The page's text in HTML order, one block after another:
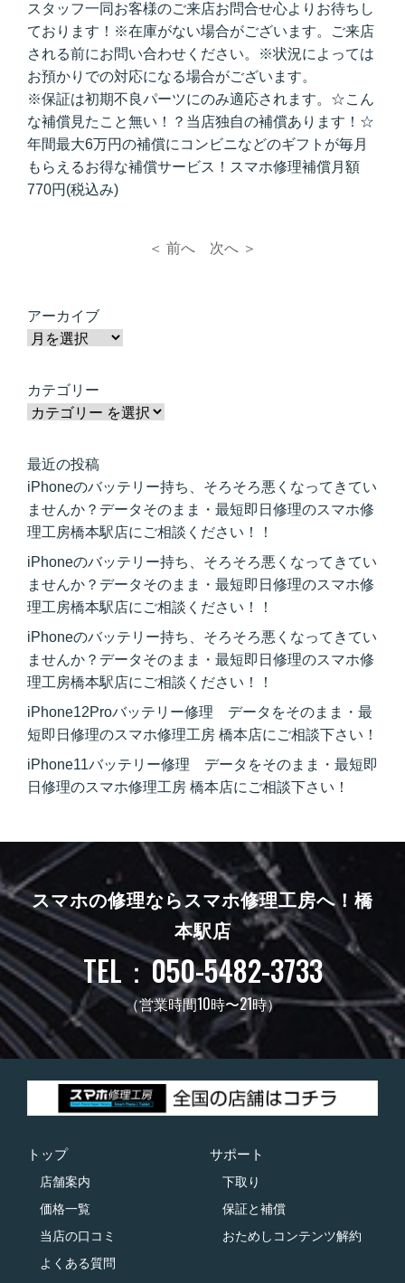
スタッフ一同お客様のご来店お問合せ心よりお待ちし
ております！※在庫がない場合がございます。ご来店
される前にお問い合わせください。※状況によっては
お預かりでの対応になる場合がございます。
※保証は初期不良パーツにのみ適応されます。☆こん
な補償見たこと無い！？当店独自の補償あります！☆
年間最大6万円の補償にコンビニなどのギフトが毎月
もらえるお得な補償サービス！スマホ修理補償月額
770円(税込み)
＜ 前へ 次へ ＞
アーカイブ
カテゴリー
最近の投稿
iPhoneのバッテリー持ち、そろそろ悪くなってきてい
ませんか？データそのまま・最短即日修理のスマホ修
理工房橋本駅店にご相談ください！！
iPhoneのバッテリー持ち、そろそろ悪くなってきてい
ませんか？データそのまま・最短即日修理のスマホ修
理工房橋本駅店にご相談ください！！
iPhoneのバッテリー持ち、そろそろ悪くなってきてい
ませんか？データそのまま・最短即日修理のスマホ修
理工房橋本駅店にご相談ください！！
iPhone12Proバッテリー修理 データをそのまま・最
短即日修理のスマホ修理工房 橋本店にご相談下さい！
iPhone11バッテリー修理 データをそのまま・最短即
日修理のスマホ修理工房 橋本店にご相談下さい！
スマホの修理ならスマホ修理工房へ！ 橋
本駅店
TEL：050-5482-3733
（営業時間10時〜21時）
トップ
店舗案内
価格一覧
当店の口コミ
よくある質問
サポート
下取り
保証と補償
おためしコンテンツ解約